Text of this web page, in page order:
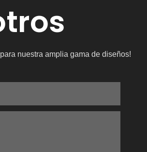
nuestra amplia gama de diseños!